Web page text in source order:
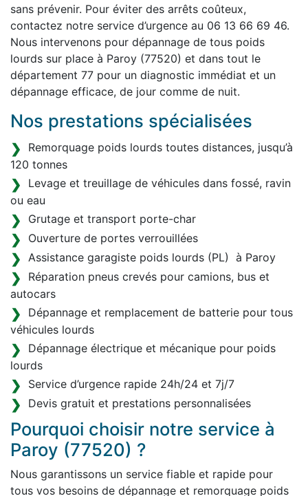
sans prévenir. Pour éviter des arrêts coûteux,
contactez notre service d’urgence au 06 13 66 69 46.
Nous intervenons pour dépannage de tous poids
lourds sur place à Paroy (77520) et dans tout le
département 77 pour un diagnostic immédiat et un
dépannage efficace, de jour comme de nuit.
Nos prestations spécialisées
Remorquage poids lourds toutes distances, jusqu’à
120 tonnes
Levage et treuillage de véhicules dans fossé, ravin
ou eau
Grutage et transport porte-char
Ouverture de portes verrouillées
Assistance garagiste poids lourds (PL) à Paroy
Réparation pneus crevés pour camions, bus et
autocars
Dépannage et remplacement de batterie pour tous
véhicules lourds
Dépannage électrique et mécanique pour poids
lourds
Service d’urgence rapide 24h/24 et 7j/7
Devis gratuit et prestations personnalisées
Pourquoi choisir notre service à
Paroy (77520) ?
Nous garantissons un service fiable et rapide pour
tous vos besoins de dépannage et remorquage poids